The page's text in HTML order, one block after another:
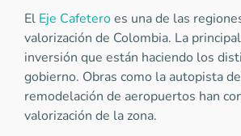
El Eje Cafeteroes una de las
valorización de Colombia. La
inversión que están haciendo los
gobierno. Obras como la autopista
remodelación de aeropuertos han
valorización de la zona.